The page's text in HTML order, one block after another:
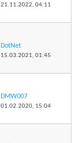
21.11.2022, 04:11
DotNet
15.03.2021, 01:45
DMW007
01.02.2020, 15:04